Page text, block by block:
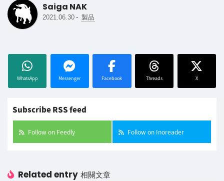
Saiga NAK
2021.06.30 - 製品
WhatsApp Messenger Facebook Threads X
Subscribe RSS feed
Follow on Feedly Follow on Inoreader
Related entry 相關文章